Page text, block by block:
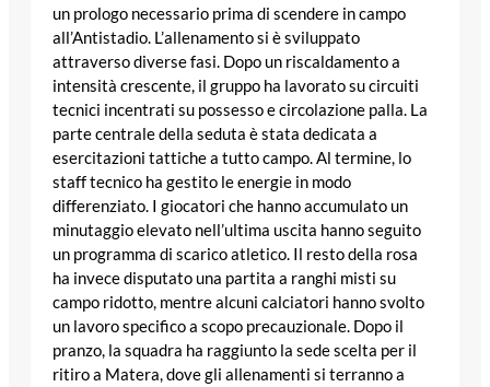
un prologo necessario prima di scendere in campo
all’Antistadio. L’allenamento si è sviluppato
attraverso diverse fasi. Dopo un riscaldamento a
intensità crescente, il gruppo ha lavorato su circuiti
tecnici incentrati su possesso e circolazione palla. La
parte centrale della seduta è stata dedicata a
esercitazioni tattiche a tutto campo. Al termine, lo
staff tecnico ha gestito le energie in modo
differenziato. I giocatori che hanno accumulato un
minutaggio elevato nell’ultima uscita hanno seguito
un programma di scarico atletico. Il resto della rosa
ha invece disputato una partita a ranghi misti su
campo ridotto, mentre alcuni calciatori hanno svolto
un lavoro specifico a scopo precauzionale. Dopo il
pranzo, la squadra ha raggiunto la sede scelta per il
ritiro a Matera, dove gli allenamenti si terranno a